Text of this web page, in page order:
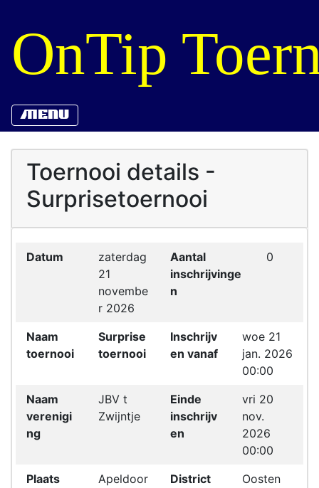
OnTip
MENU
Toernooi details -
Surprisetoernooi
Datum
zaterdag
21
novembe
r 2026
Aantal
inschrijvinge
n
0
Naam
toernooi
Surprise
toernooi
Inschrijv
en vanaf
woe 21
jan. 2026
00:00
Naam
verenigi
ng
JBV t
Zwijntje
Einde
inschrijv
en
vri 20
nov.
2026
00:00
Plaats
Apeldoor
District Oosten